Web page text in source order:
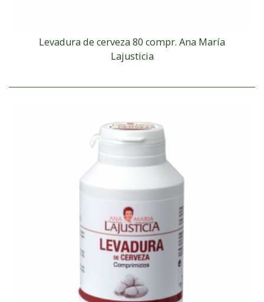
Levadura de cerveza 80 compr. Ana María
Lajusticia